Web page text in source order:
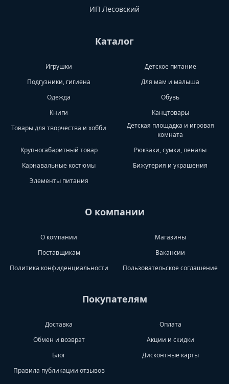
ИП Лесовский
Каталог
Игрушки
Детское питание
Подгузники, гигиена
Для мам и малыша
Одежда
Обувь
Книги
Канцтовары
Товары для творчества и хобби
Детская площадка и игровая
комната
Крупногабаритный товар
Рюкзаки, сумки, пеналы
Карнавальные костюмы
Бижутерия и украшения
Элементы питания
О компании
О компании
Магазины
Поставщикам
Вакансии
Политика конфиденциальности
Пользовательское соглашение
Покупателям
Доставка
Оплата
Обмен и возврат
Акции и скидки
Блог
Дисконтные карты
Правила публикации отзывов